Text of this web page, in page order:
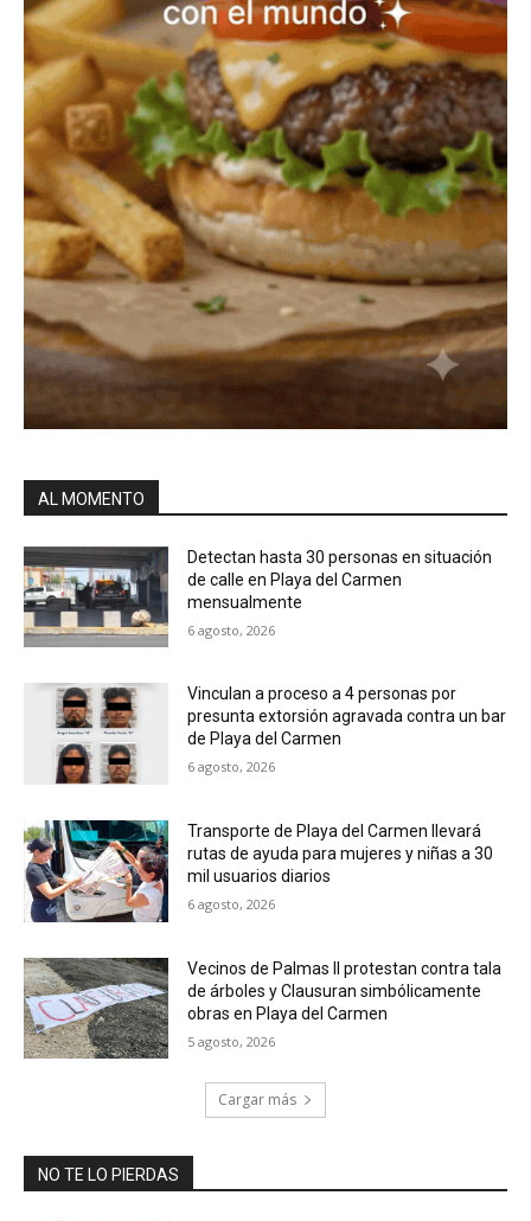
AL MOMENTO
Detectan hasta 30 personas en situación
de calle en Playa del Carmen
mensualmente
6 agosto, 2026
Vinculan a proceso a 4 personas por
presunta extorsión agravada contra un bar
de Playa del Carmen
6 agosto, 2026
Transporte de Playa del Carmen llevará
rutas de ayuda para mujeres y niñas a 30
mil usuarios diarios
6 agosto, 2026
Vecinos de Palmas II protestan contra tala
de árboles y Clausuran simbólicamente
obras en Playa del Carmen
5 agosto, 2026
Cargar más
NO TE LO PIERDAS